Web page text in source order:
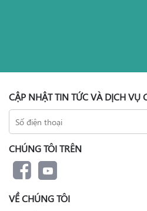
CẬP NHẬT TIN TỨC VÀ DỊCH VỤ
CHÚNG TÔI TRÊN
VỀ CHÚNG TÔI